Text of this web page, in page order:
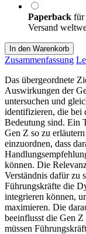
Paperback für
Versand
In den Warenkorb
Zusammenfassung
Das übergeordnete
Auswirkungen der
untersuchen und
identifizieren, die bei
Bedeutung sind. Ein
Gen Z so zu
einzuordnen, dass
können. Die
Verständnis dafür zu
Führungskräfte die
integrieren können,
maximieren. Die
beeinflusst die Gen
müssen